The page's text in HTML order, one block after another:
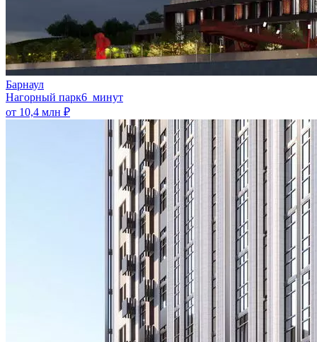
Барнаул
Нагорный парк6 минут
от 10,4 млн ₽